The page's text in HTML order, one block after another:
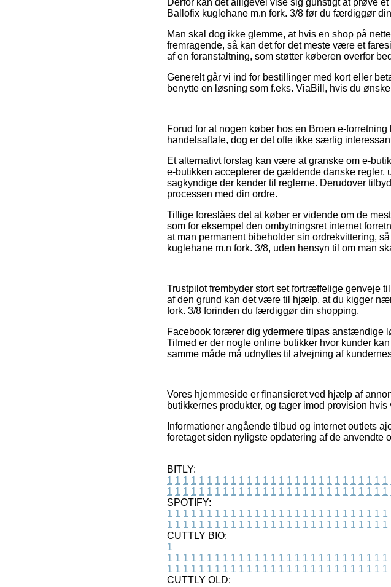
Derfor kan det alligevel vise sig gunstigt at prøve
Ballofix kuglehane m.n fork. 3/8 før du færdiggør
Man skal dog ikke glemme, at hvis en shop på
fremragende, så kan det for det meste være et
af en foranstaltning, som støtter køberen overfor
Generelt går vi ind for bestillinger med kort eller
benytte en løsning som f.eks. ViaBill, hvis du
Forud for at nogen køber hos en Broen e-
handelsaftale, dog er det ofte ikke særlig
Et alternativt forslag kan være at granske om e-
e-butikken accepterer de gældende danske
sagkyndige der kender til reglerne. Derudover
processen med din ordre.
Tillige foreslåes det at køber er vidende om de
som for eksempel den ombytningsret internet
at man permanent bibeholder sin ordrekvittering,
kuglehane m.n fork. 3/8, uden hensyn til om man
Trustpilot frembyder stort set fortræffelige genveje
af den grund kan det være til hjælp, at du kigger
fork. 3/8 forinden du færdiggør din shopping.
Facebook forærer dig ydermere tilpas anstændige
Tilmed er der nogle online butikker hvor kunder
samme måde må udnyttes til afvejning af
Vores hjemmeside er finansieret ved hjælp af
butikkernes produkter, og tager imod provision
Informationer angående tilbud og internet outlets
foretaget siden nyligste opdatering af de anvendte
BITLY:
1 1 1 1 1 1 1 1 1 1 1 1 1 1 1 1 1 1 1 1 1 1 1 1 1 1 1 1
1 1 1 1 1 1 1 1 1 1 1 1 1 1 1 1 1 1 1 1 1 1 1 1 1 1 1 1
SPOTIFY:
1 1 1 1 1 1 1 1 1 1 1 1 1 1 1 1 1 1 1 1 1 1 1 1 1 1 1 1
1 1 1 1 1 1 1 1 1 1 1 1 1 1 1 1 1 1 1 1 1 1 1 1 1 1 1 1
CUTTLY BIO:
1
1 1 1 1 1 1 1 1 1 1 1 1 1 1 1 1 1 1 1 1 1 1 1 1 1 1 1 1
1 1 1 1 1 1 1 1 1 1 1 1 1 1 1 1 1 1 1 1 1 1 1 1 1 1 1 1
CUTTLY OLD: